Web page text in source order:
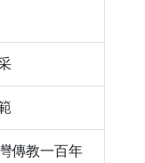
傳教一百年